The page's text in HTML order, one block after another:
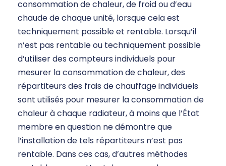
consommation de chaleur, de froid ou d’eau
chaude de chaque unité, lorsque cela est
techniquement possible et rentable. Lorsqu’il
n’est pas rentable ou techniquement possible
d’utiliser des compteurs individuels pour
mesurer la consommation de chaleur, des
répartiteurs des frais de chauffage individuels
sont utilisés pour mesurer la consommation de
chaleur à chaque radiateur, à moins que l’État
membre en question ne démontre que
l’installation de tels répartiteurs n’est pas
rentable. Dans ces cas, d’autres méthodes